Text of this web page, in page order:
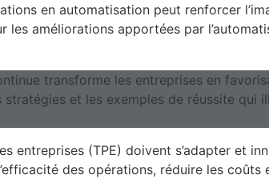
en automatisation peut renforcer
les améliorations apportées par
entreprises (TPE) doivent s’adapter et
des opérations, réduire les